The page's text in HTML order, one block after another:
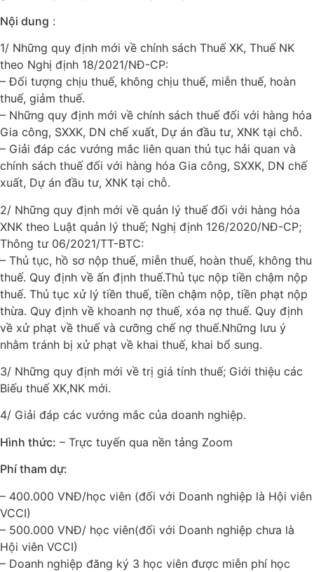
Nội dung :
1/ Những quy định mới về chính sách Thuế XK, Thuế NK
theo Nghị định 18/2021/NĐ-CP:
– Đối tượng chịu thuế, không chịu thuế, miễn thuế, hoàn
thuế, giảm thuế.
– Những quy định mới về chính sách thuế đối với hàng hóa
Gia công, SXXK, DN chế xuất, Dự án đầu tư, XNK tại chỗ.
– Giải đáp các vướng mắc liên quan thủ tục hải quan và
chính sách thuế đối với hàng hóa Gia công, SXXK, DN chế
xuất, Dự án đầu tư, XNK tại chỗ.
2/ Những quy định mới về quản lý thuế đối với hàng hóa
XNK theo Luật quản lý thuế; Nghị định 126/2020/NĐ-CP;
Thông tư 06/2021/TT-BTC:
– Thủ tục, hồ sơ nộp thuế, miễn thuế, hoàn thuế, không thu
thuế. Quy định về ấn định thuế.Thủ tục nộp tiền chậm nộp
thuế. Thủ tục xử lý tiền thuế, tiền chậm nộp, tiền phạt nộp
thừa. Quy định về khoanh nợ thuế, xóa nợ thuế. Quy định
về xử phạt về thuế và cưỡng chế nợ thuế.Những lưu ý
nhằm tránh bị xử phạt về khai thuế, khai bổ sung.
3/ Những quy định mới về trị giá tính thuế; Giới thiệu các
Biếu thuế XK,NK mới.
4/ Giải đáp các vướng mắc của doanh nghiệp.
Hình thức: – Trực tuyến qua nền tảng Zoom
Phí tham dự:
– 400.000 VNĐ/học viên (đối với Doanh nghiệp là Hội viên
VCCI)
– 500.000 VNĐ/ học viên(đối với Doanh nghiệp chưa là
Hội viên VCCI)
– Doanh nghiệp đăng ký 3 học viên được miễn phí học